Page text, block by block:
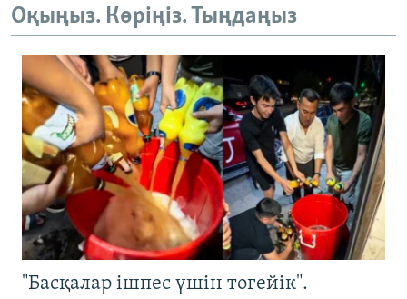
Оқыңыз. Көріңіз. Тыңдаңыз
"Басқалар ішпес үшін төгейік".